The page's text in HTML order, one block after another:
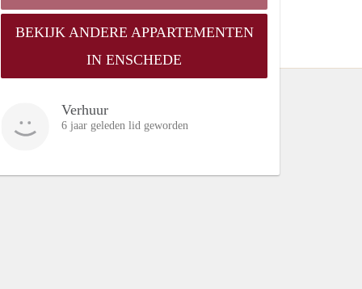
BEKIJK ANDERE APPARTEMENTEN
IN ENSCHEDE
Verhuur
6 jaar geleden lid geworden